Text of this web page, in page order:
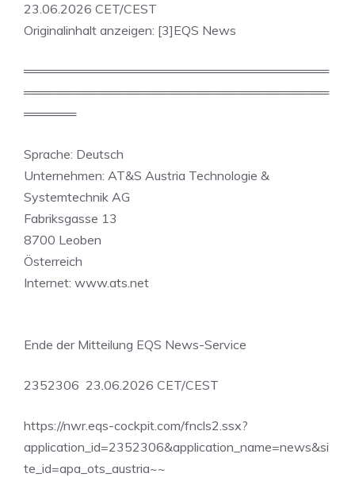
23.06.2026 CET/CEST
Originalinhalt anzeigen: [3]EQS News
═══════════════════════════════════
═══════════════════════════════════
══════
Sprache: Deutsch
Unternehmen: AT&S Austria Technologie &
Systemtechnik AG
Fabriksgasse 13
8700 Leoben
Österreich
Internet: www.ats.net
Ende der Mitteilung EQS News-Service
2352306 23.06.2026 CET/CEST
https://nwr.eqs-cockpit.com/fncls2.ssx?
application_id=2352306&application_name=news&si
te_id=apa_ots_austria~~